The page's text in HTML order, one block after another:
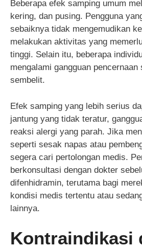
Beberapa efek samping umum
kering, dan pusing. Pengguna
sebaiknya tidak mengemudikan
melakukan aktivitas yang
tinggi. Selain itu, beberapa
mengalami gangguan
sembelit.
Efek samping yang lebih serius
jantung yang tidak teratur,
reaksi alergi yang parah. Jika
seperti sesak napas atau
segera cari pertolongan medis.
berkonsultasi dengan dokter
difenhidramin, terutama bagi
kondisi medis tertentu atau
lainnya.
Kontraindikasi